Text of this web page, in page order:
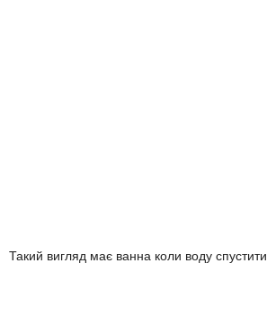
Такий вигляд має ванна коли воду спустити